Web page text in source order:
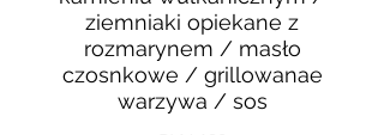
ziemniaki opiekane z
rozmarynem / masło
czosnkowe / grillowanae
warzywa / sos